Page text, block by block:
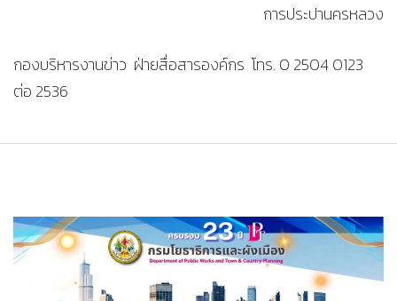
การประปานครหลวง
กองบริหารงานข่าว ฝ่ายสื่อสารองค์กร โทร. 0 2504 0123
ต่อ 2536